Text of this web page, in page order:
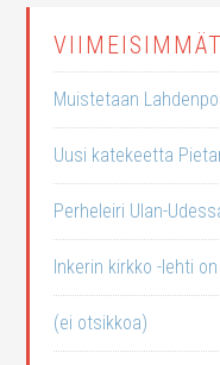
Muistetaan
Uusi katekeetta
Perheleiri Ulan-
Inkerin kirkko -lehti
(ei otsikkoa)